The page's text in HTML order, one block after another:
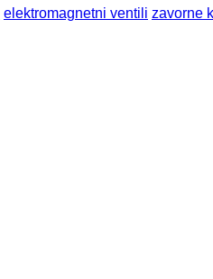
elektromagnetni ventili zavorne